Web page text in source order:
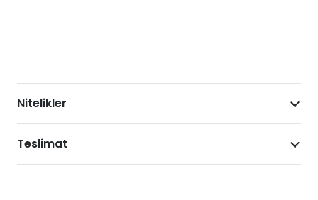
Nitelikler
Teslimat